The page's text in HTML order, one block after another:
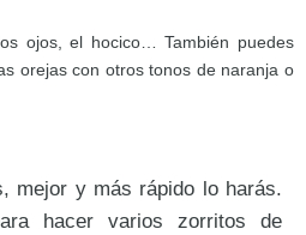
ojos, el hocico… También puedes
orejas con otros tonos de naranja o
mejor y más rápido lo harás.
hacer varios zorritos de